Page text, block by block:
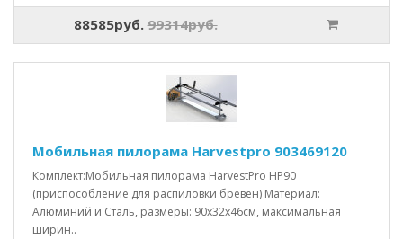
88585руб. 99314руб.
Мобильная пилорама Harvestpro 903469120
Комплект:Мобильная пилорама HarvestPro HP90
(приспособление для распиловки бревен) Материал:
Алюминий и Сталь, размеры: 90x32x46см, максимальная
ширин..